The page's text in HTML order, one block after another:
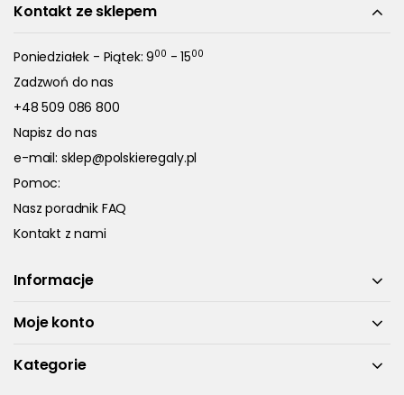
Kontakt ze sklepem
Poniedziałek - Piątek: 900 - 1500
Zadzwoń do nas
+48 509 086 800
Napisz do nas
e-mail: sklep@polskieregaly.pl
Pomoc:
Nasz poradnik FAQ
Kontakt z nami
Informacje
Moje konto
Kategorie